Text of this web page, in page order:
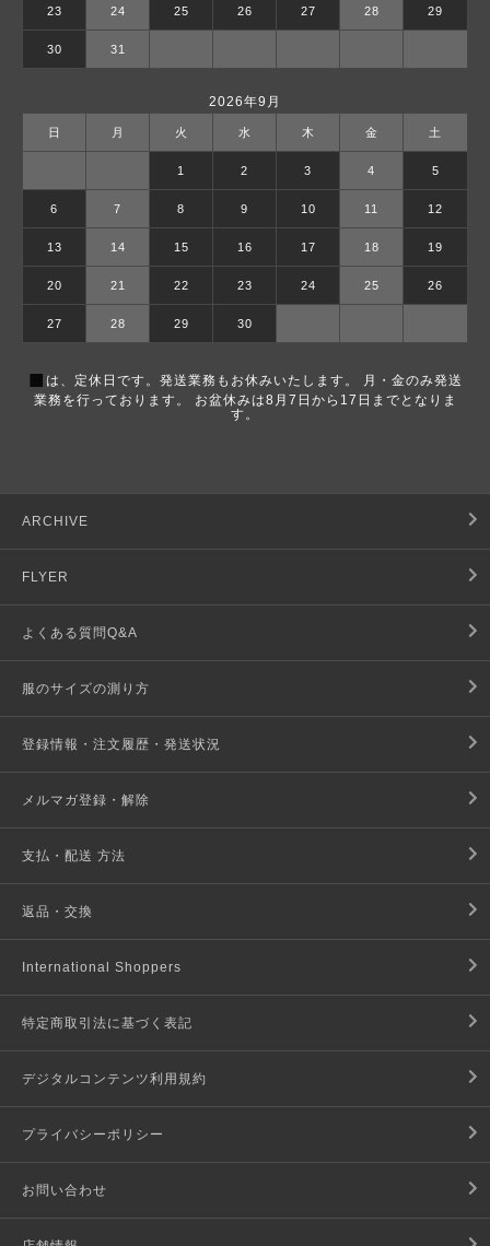
23 24 25 26 27 28 29
30 31
2026年9月
日 月 火 水 木 金 土
1 2 3 4 5
6 7 8 9 10 11 12
13 14 15 16 17 18 19
20 21 22 23 24 25 26
27 28 29 30
■ は、定休日です。発送業務もお休みいたします。 月・金のみ発送
業務を行っております。 お盆休みは8月7日から17日までとなりま
す。
ARCHIVE
FLYER
よくある質問Q&A
服のサイズの測り方
登録情報・注文履歴・発送状況
メルマガ登録・解除
支払・配送 方法
返品・交換
International Shoppers
特定商取引法に基づく表記
デジタルコンテンツ利用規約
プライバシーポリシー
お問い合わせ